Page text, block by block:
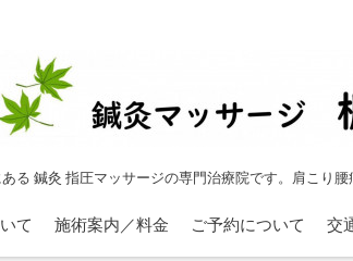
る 鍼灸 指圧マッサージの専門治療院です。肩こり腰
て 施術案内／料金 ご予約について 交